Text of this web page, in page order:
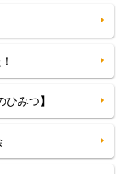
みつ】